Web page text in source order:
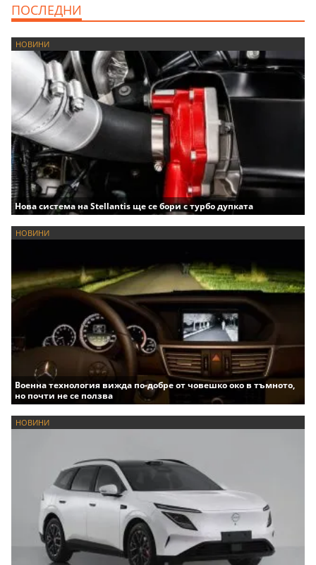
ПОСЛЕДНИ
НОВИНИ
Нова система на Stellantis ще се бори с турбо дупката
НОВИНИ
Военна технология вижда по-добре от човешко око в тъмното,
но почти не се ползва
НОВИНИ